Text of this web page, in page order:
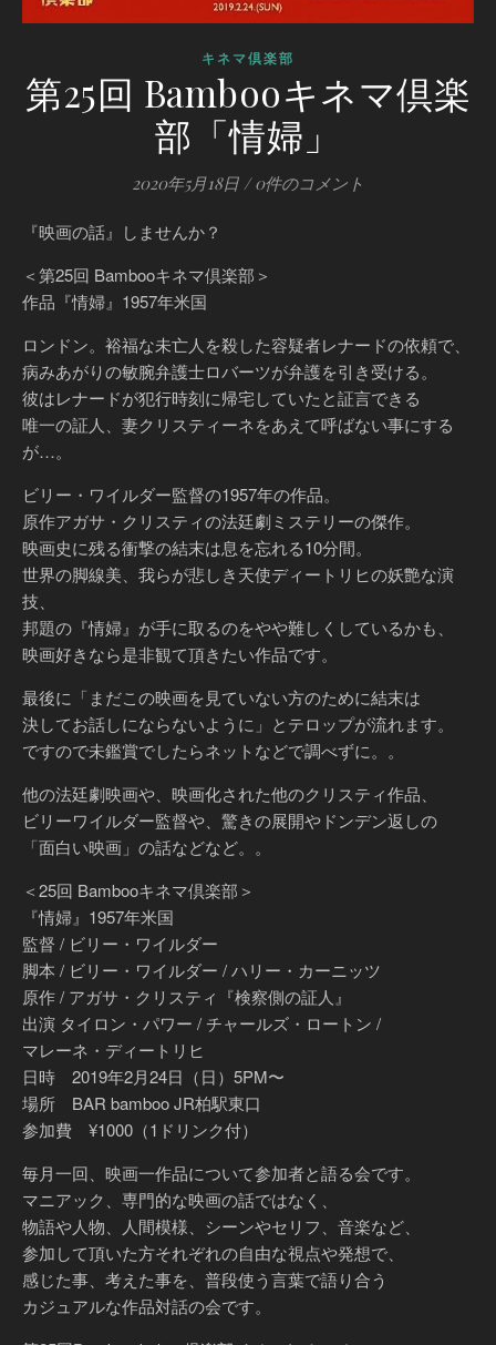
キネマ倶楽部
第25回 Bambooキネマ倶楽
部「情婦」
2020年5月18日 / 0件のコメント
『映画の話』しませんか？
＜第25回 Bambooキネマ倶楽部＞
作品『情婦』1957年米国
ロンドン。裕福な未亡人を殺した容疑者レナードの依頼で、
病みあがりの敏腕弁護士ロバーツが弁護を引き受ける。
彼はレナードが犯行時刻に帰宅していたと証言できる
唯一の証人、妻クリスティーネをあえて呼ばない事にする
が…。
ビリー・ワイルダー監督の1957年の作品。
原作アガサ・クリスティの法廷劇ミステリーの傑作。
映画史に残る衝撃の結末は息を忘れる10分間。
世界の脚線美、我らが悲しき天使ディートリヒの妖艶な演
技、
邦題の『情婦』が手に取るのをやや難しくしているかも、
映画好きなら是非観て頂きたい作品です。
最後に「まだこの映画を見ていない方のために結末は
決してお話しにならないように」とテロップが流れます。
ですので未鑑賞でしたらネットなどで調べずに。。
他の法廷劇映画や、映画化された他のクリスティ作品、
ビリーワイルダー監督や、驚きの展開やドンデン返しの
「面白い映画」の話などなど。。
＜25回 Bambooキネマ倶楽部＞
『情婦』1957年米国
監督 / ビリー・ワイルダー
脚本 / ビリー・ワイルダー / ハリー・カーニッツ
原作 / アガサ・クリスティ『検察側の証人』
出演 タイロン・パワー / チャールズ・ロートン /
マレーネ・ディートリヒ
日時 2019年2月24日（日）5PM〜
場所 BAR bamboo JR柏駅東口
参加費 ¥1000（1ドリンク付）
毎月一回、映画一作品について参加者と語る会です。
マニアック、専門的な映画の話ではなく、
物語や人物、人間模様、シーンやセリフ、音楽など、
参加して頂いた方それぞれの自由な視点や発想で、
感じた事、考えた事を、普段使う言葉で語り合う
カジュアルな作品対話の会です。